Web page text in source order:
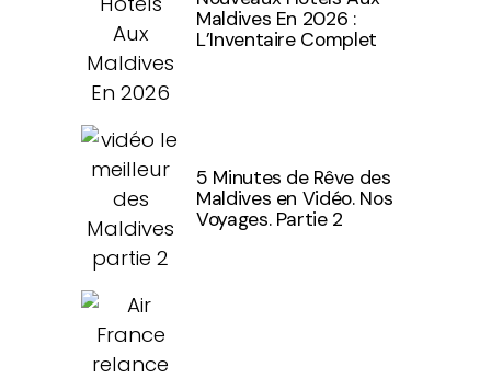
Maldives En 2026 :
L’Inventaire Complet
5 Minutes de Rêve des
Maldives en Vidéo. Nos
Voyages. Partie 2